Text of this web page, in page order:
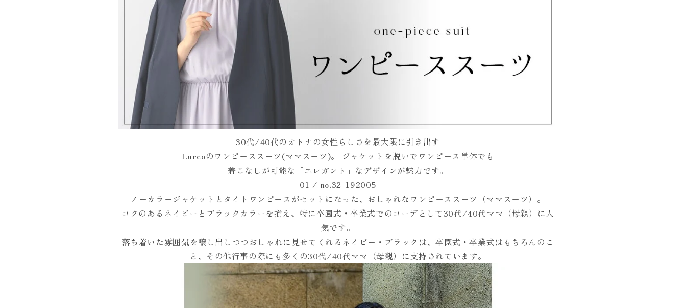
30代/40代のオトナの女性らしさを最大限に引き出す
Lurcoのワンピーススーツ(ママスーツ)。
ジャケットを脱いでワンピース単体でも
着こなしが可能な「エレガント」なデザインが魅力です。
01 / no.32-192005
ノーカラージャケットとタイトワンピースがセットになった、おしゃれなワンピーススーツ（ママスーツ）。
コクのあるネイビーとブラックカラーを揃え、特に卒園式・卒業式でのコーデとして30代/40代ママ（母親）に人
気です。
落ち着いた雰囲気を醸し出しつつおしゃれに見せてくれるネイビー・ブラックは、卒園式・卒業式はもちろんのこ
と、その他行事の際にも多くの30代/40代ママ（母親）に支持されています。